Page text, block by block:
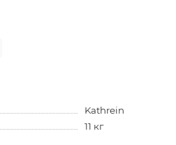
Kathrein
11 кг